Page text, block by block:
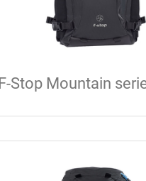
F-Stop Mountain